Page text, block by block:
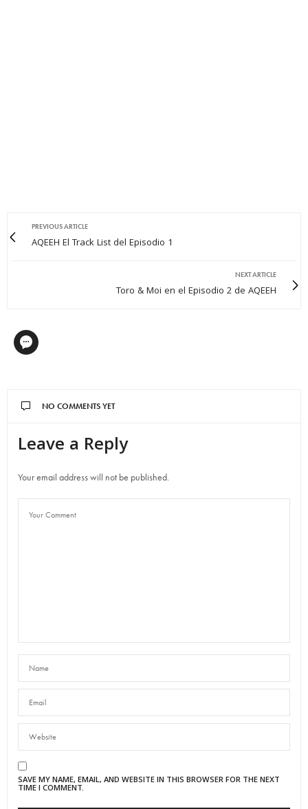
PREVIOUS ARTICLE
AQEEH El Track List del Episodio 1
NEXT ARTICLE
Toro & Moi en el Episodio 2 de AQEEH
NO COMMENTS YET
Leave a Reply
Your email address will not be published.
SAVE MY NAME, EMAIL, AND WEBSITE IN THIS BROWSER FOR THE NEXT
TIME I COMMENT.